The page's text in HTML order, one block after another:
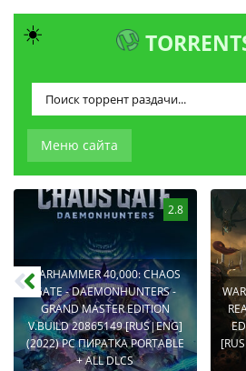
Меню сайта
2.8
WARHAMMER 40,000: CHAOS
GATE - DAEMONHUNTERS -
GRAND MASTER EDITION
V.BUILD 20865149 [RUS|ENG]
(2022) PC ПИРАТКА PORTABLE
+ ALL DLCS
☀️